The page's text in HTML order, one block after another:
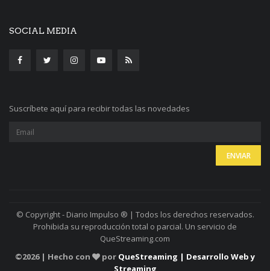
SOCIAL MEDIA
Suscríbete aquí para recibir todas las novedades
© Copyright - Diario Impulso ® | Todos los derechos reservados.
Prohibida su reproducción total o parcial. Un servicio de
QueStreaming.com
©2026 | Hecho con por QueStreaming | Desarrollo Web y
Streaming